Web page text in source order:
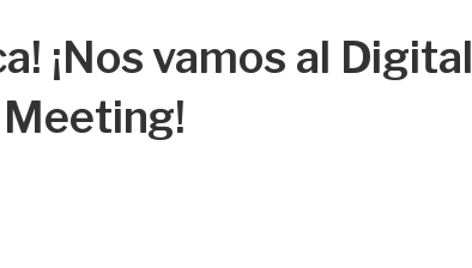
¡Nos vamos al Digital